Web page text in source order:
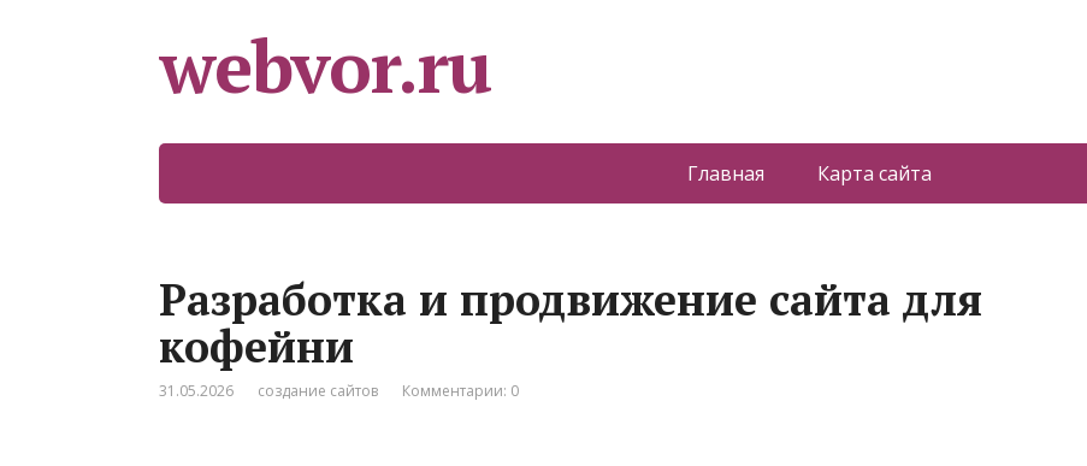
webvor.ru
Главная Карта сайта
Разработка и продвижение сайта для
кофейни
31.05.2026 создание сайтов Комментарии: 0